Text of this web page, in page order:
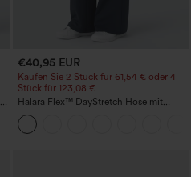
€40,95 EUR
Kaufen Sie 2 Stück für 61,54 € oder 4
Stück für 123,08 €.
Halara Flex™ DayStretch Hose mit
mittlerer Bundhöhe, seitlicher
Reißverschlusstasche und
Work‑Flare‑Schnitt